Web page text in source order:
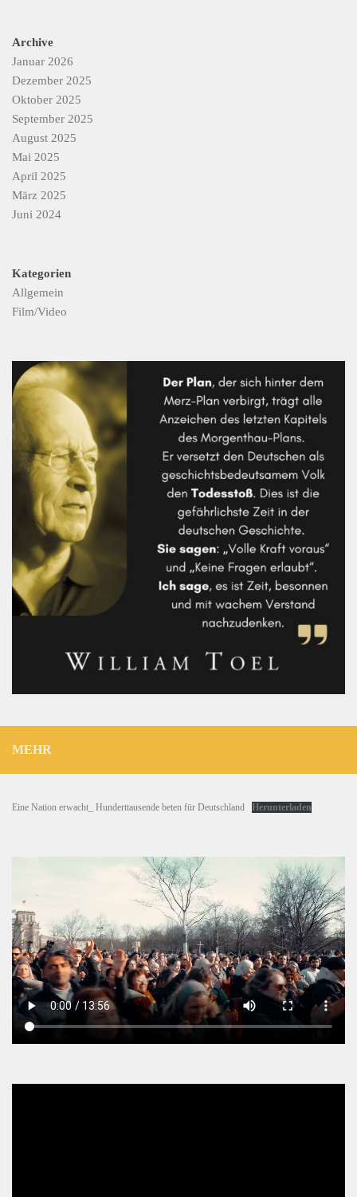
Archive
Januar 2026
Dezember 2025
Oktober 2025
September 2025
August 2025
Mai 2025
April 2025
März 2025
Juni 2024
Kategorien
Allgemein
Film/Video
MEHR
Eine Nation erwacht_ Hunderttausende beten für Deutschland Herunterladen